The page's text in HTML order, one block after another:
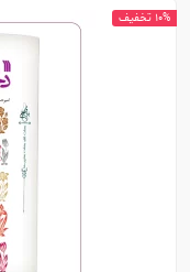
10% تخفیف